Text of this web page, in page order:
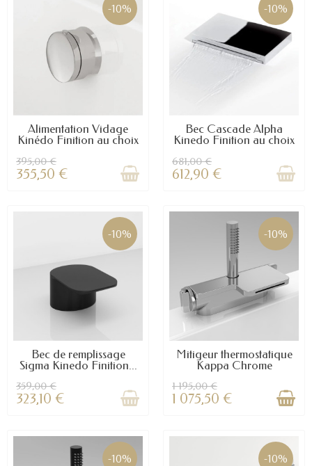
-10%
Alimentation Vidage
Kinédo Finition au choix
395,00 €
355,50 €
-10%
Bec Cascade Alpha
Kinedo Finition au choix
681,00 €
612,90 €
-10%
Bec de remplissage
Sigma Kinedo Finition...
359,00 €
323,10 €
-10%
Mitigeur thermostatique
Kappa Chrome
1 195,00 €
1 075,50 €
-10% -10%